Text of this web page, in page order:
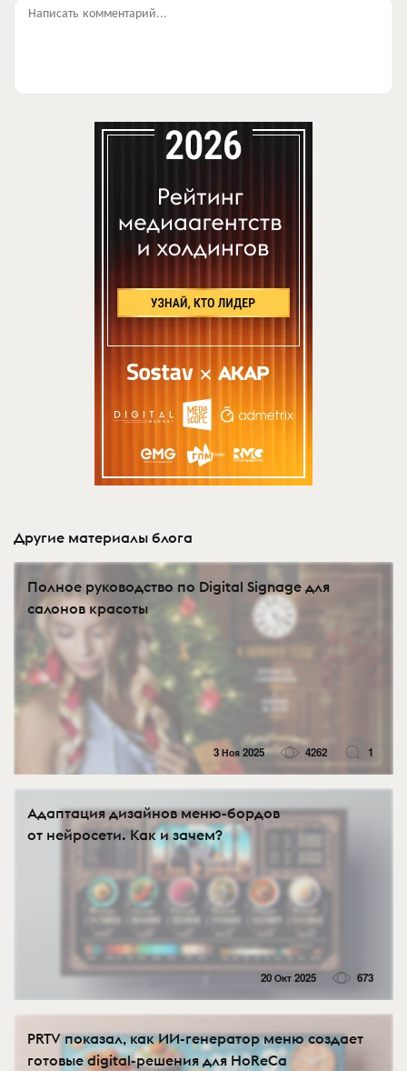
Написать комментарий...
Другие материалы блога
Полное руководство по Digital Signage для
салонов красоты
3 Ноя 2025 4262 1
Адаптация дизайнов меню-бордов
от нейросети. Как и зачем?
20 Окт 2025 673
PRTV показал, как ИИ-генератор меню создает
готовые digital-решения для HoReCa